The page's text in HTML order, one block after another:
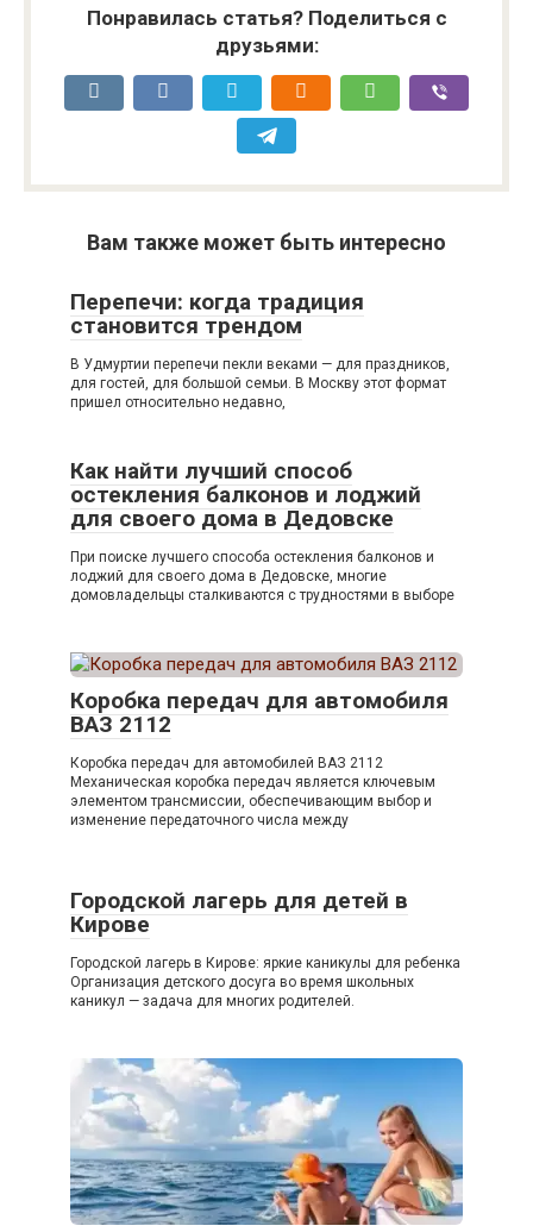
Понравилась статья? Поделиться с
друзьями:
Вам также может быть интересно
Перепечи: когда традиция
становится трендом
В Удмуртии перепечи пекли веками — для праздников,
для гостей, для большой семьи. В Москву этот формат
пришел относительно недавно,
Как найти лучший способ
остекления балконов и лоджий
для своего дома в Дедовске
При поиске лучшего способа остекления балконов и
лоджий для своего дома в Дедовске, многие
домовладельцы сталкиваются с трудностями в выборе
Коробка передач для автомобиля
ВАЗ 2112
Коробка передач для автомобилей ВАЗ 2112
Механическая коробка передач является ключевым
элементом трансмиссии, обеспечивающим выбор и
изменение передаточного числа между
Городской лагерь для детей в
Кирове
Городской лагерь в Кирове: яркие каникулы для ребенка
Организация детского досуга во время школьных
каникул — задача для многих родителей.